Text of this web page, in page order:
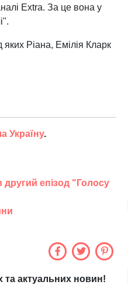
Extra. За це вона у
яких Ріана, Емілія Кларк
Україну.
епізод "Голосу
та актуальних новин!